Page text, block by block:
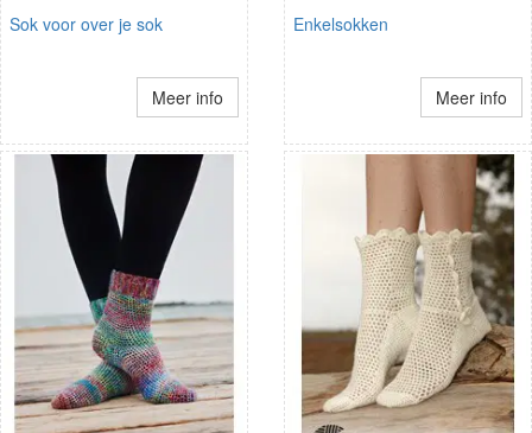
Sok voor over je sok
Meer info
Enkelsokken
Meer info